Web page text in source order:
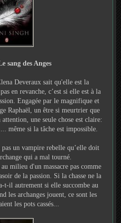
sang des Anges
Deveraux sait qu'elle est la
en revanche, c’est si elle est à la
Engagée par le magnifique et
Raphaël, un être si meurtrier que
une seule chose est claire:
même si la tâche est impossible.
un vampire rebelle qu’elle doit
qui a mal tourné.
milieu d'un massacre pas comme
de la passion. Si la chasse ne la
t-il autrement si elle succombe au
les archanges jouent, ce sont les
les pots cassés...